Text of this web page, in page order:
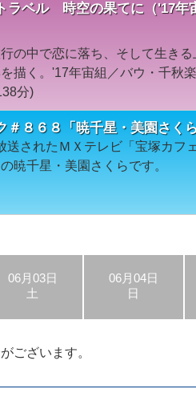
ラベル 時空の果てに（'17年
の中で恋に落ち、そして生き
描く。'17年宙組／バウ・千秋
分)
＃８６８「暁千星・美園さくら
送されたＭＸテレビ「宝塚カフ
暁千星・美園さくらです。
06月03日
土
06月04日
日
ございます。